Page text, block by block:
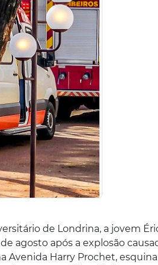
de Londrina, a jovem
agosto após a explosão
Avenida Harry Prochet,